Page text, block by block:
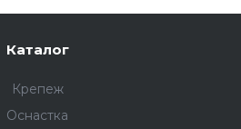
Каталог
Крепеж
Оснастка